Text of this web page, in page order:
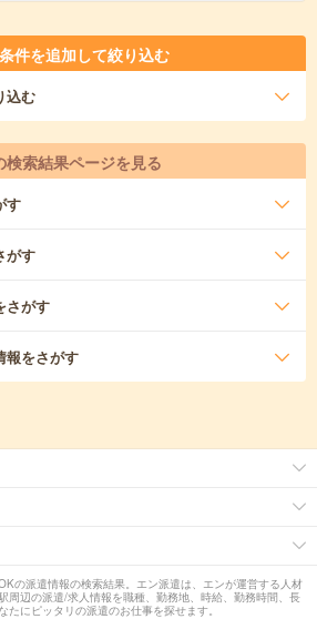
件を追加して絞り込む
込む
検索結果ページを見る
す
がす
さがす
報をさがす
の派遣情報の検索結果。エン派遣は、エンが運営する人材
周辺の派遣/求人情報を職種、勤務地、時給、勤務時間、長
にピッタリの派遣のお仕事を探せます。